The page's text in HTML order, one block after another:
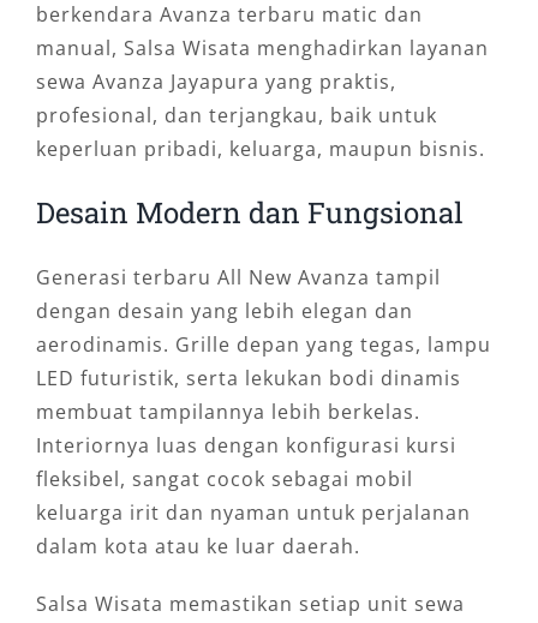
berkendara Avanza terbaru matic dan
manual, Salsa Wisata menghadirkan layanan
sewa Avanza Jayapura yang praktis,
profesional, dan terjangkau, baik untuk
keperluan pribadi, keluarga, maupun bisnis.
Desain Modern dan Fungsional
Generasi terbaru All New Avanza tampil
dengan desain yang lebih elegan dan
aerodinamis. Grille depan yang tegas, lampu
LED futuristik, serta lekukan bodi dinamis
membuat tampilannya lebih berkelas.
Interiornya luas dengan konfigurasi kursi
fleksibel, sangat cocok sebagai mobil
keluarga irit dan nyaman untuk perjalanan
dalam kota atau ke luar daerah.
Salsa Wisata memastikan setiap unit sewa